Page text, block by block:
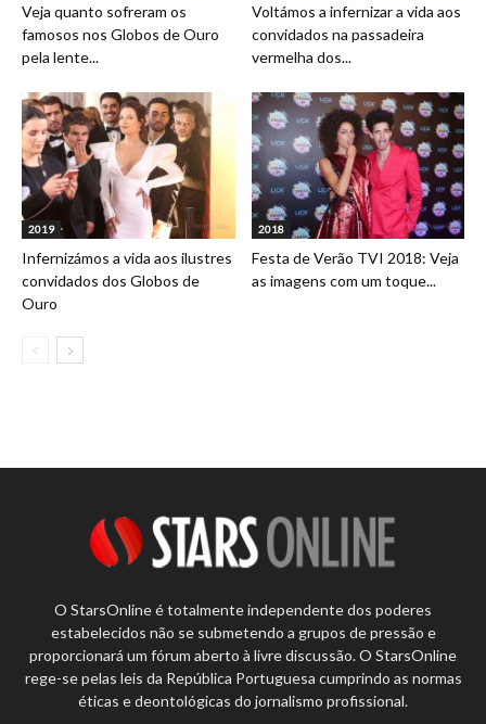
Veja quanto sofreram os
famosos nos Globos de Ouro
pela lente...
Voltámos a infernizar a vida aos
convidados na passadeira
vermelha dos...
2019
Infernizámos a vida aos ilustres
convidados dos Globos de
Ouro
2018
Festa de Verão TVI 2018: Veja
as imagens com um toque...
O StarsOnline é totalmente independente dos poderes
estabelecidos não se submetendo a grupos de pressão e
proporcionará um fórum aberto à livre discussão. O StarsOnline
rege-se pelas leis da República Portuguesa cumprindo as normas
éticas e deontológicas do jornalismo profissional.